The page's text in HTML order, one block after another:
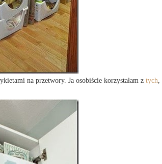
na przetwory. Ja osobiście korzystałam z tych,